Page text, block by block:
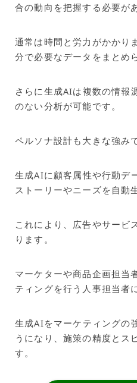
合の動向を把握する必要が
通常は時間と労力がかかり
分で必要なデータをまとめ
さらに生成AIは複数の情報
のない分析が可能です。
ペルソナ設計も大きな強み
生成AIに顧客属性や行動デ
ストーリーやニーズを自動
これにより、広告やサービ
ります。
マーケターや商品企画担当
ティングを行う人事担当者
生成AIをマーケティングの
うになり、施策の精度とス
す。